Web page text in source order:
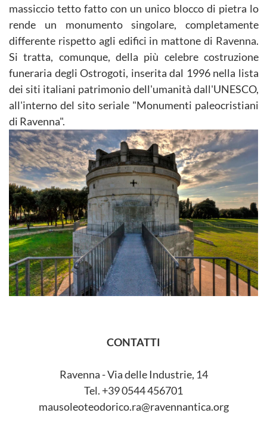
massiccio tetto fatto con un unico blocco di pietra lo
rende un monumento singolare, completamente
differente rispetto agli edifici in mattone di Ravenna.
Si tratta, comunque, della più celebre costruzione
funeraria degli Ostrogoti, inserita dal 1996 nella lista
dei siti italiani patrimonio dell'umanità dall'UNESCO,
all'interno del sito seriale "Monumenti paleocristiani
di Ravenna".
CONTATTI
Ravenna - Via delle Industrie, 14
Tel. +39 0544 456701
mausoleoteodorico.ra@ravennantica.org